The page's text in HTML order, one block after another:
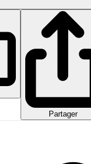
Partager